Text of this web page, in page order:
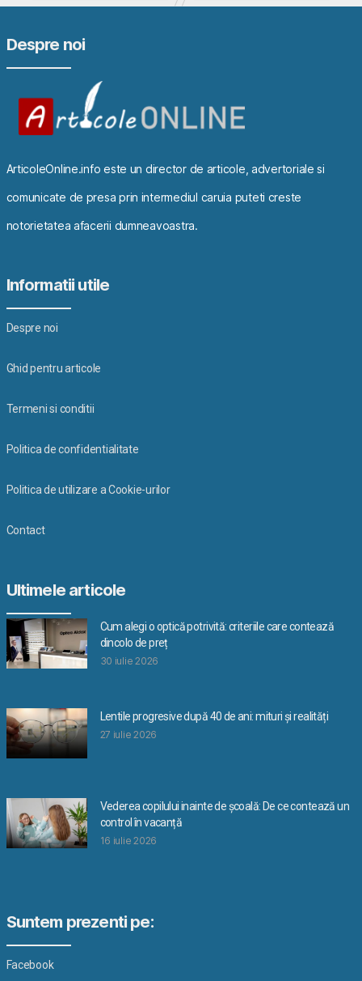
Despre noi
ArticoleOnline.info este un director de articole, advertoriale si
comunicate de presa prin intermediul caruia puteti creste
notorietatea afacerii dumneavoastra.
Informatii utile
Despre noi
Ghid pentru articole
Termeni si conditii
Politica de confidentialitate
Politica de utilizare a Cookie-urilor
Contact
Ultimele articole
Cum alegi o optică potrivită: criteriile care contează
dincolo de preț
30 iulie 2026
Lentile progresive după 40 de ani: mituri și realități
27 iulie 2026
Vederea copilului inainte de școală: De ce contează un
control în vacanță
16 iulie 2026
Suntem prezenti pe:
Facebook